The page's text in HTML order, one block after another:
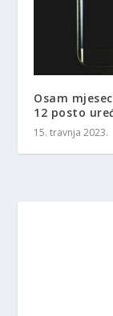
Osam
12 posto
15. travnja 2023.